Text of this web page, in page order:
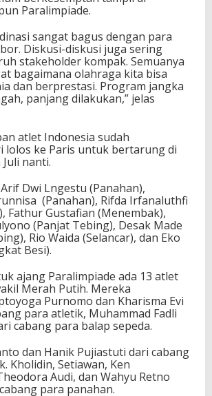
d
e
0
2
4
Paralimpiade.
sangat bagus dengan para
Diskusi-diskusi juga sering
stakeholder kompak. Semuanya
bagaimana olahraga kita bisa
dan berprestasi. Program jangka
panjang dilakukan,” jelas
atlet Indonesia sudah
lolos ke Paris untuk bertarung di
nanti.
Dwi Lngestu (Panahan),
(Panahan), Rifda Irfanaluthfi
Fathur Gustafian (Menembak),
(Panjat Tebing), Desak Made
Rio Waida (Selancar), dan Eko
Besi).
ajang Paralimpiade ada 13 atlet
Merah Putih. Mereka
Purnomo dan Kharisma Evi
para atletik, Muhammad Fadli
cabang para balap sepeda.
dan Hanik Pujiastuti dari cabang
Kholidin, Setiawan, Ken
Audi, dan Wahyu Retno
para panahan.